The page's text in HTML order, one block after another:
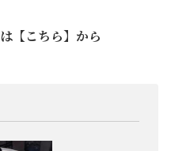
は【 こちら 】から